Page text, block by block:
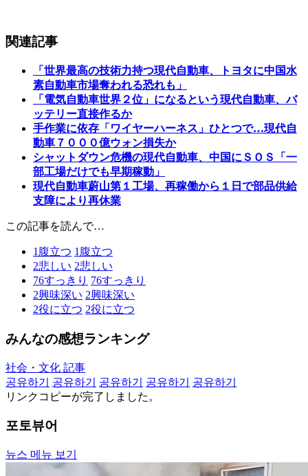
関連記事
「世界最高の技術力持つ現代自動車、トヨタに中国水
素自動車市場奪われる恐れも」
「電気自動車世界２位」になるという現代自動車、バ
ッテリー直接作るか
手作業に依存「ワイヤーハーネス」ひとつで…現代自
動車７０００億ウォン損失か
シャットダウン危機の現代自動車、中国にＳＯＳ「一
部工場だけでも早期稼動」
現代自動車蔚山第１工場、再稼働から１日で部品供給
支障により再休業
この記事を読んで…
1 腹立つ 1 腹立つ
2悲しい 2悲しい
76すっきり 76すっきり
2興味深い 2興味深い
2役に立つ 2役に立つ
みんなの感想ランキング
社会・文化 記事
공유하기
공유하기 공유하기 공유하기
공유하기
リンクコピーが完了しました。
포토뷰어
뉴스 메뉴 보기